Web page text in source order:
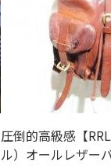
圧倒的高級感【
ル）オールレザー